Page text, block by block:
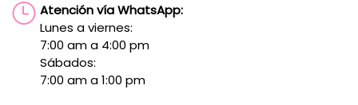
Atención vía WhatsApp:
Lunes a viernes:
7:00 am a 4:00 pm
Sábados:
7:00 am a 1:00 pm